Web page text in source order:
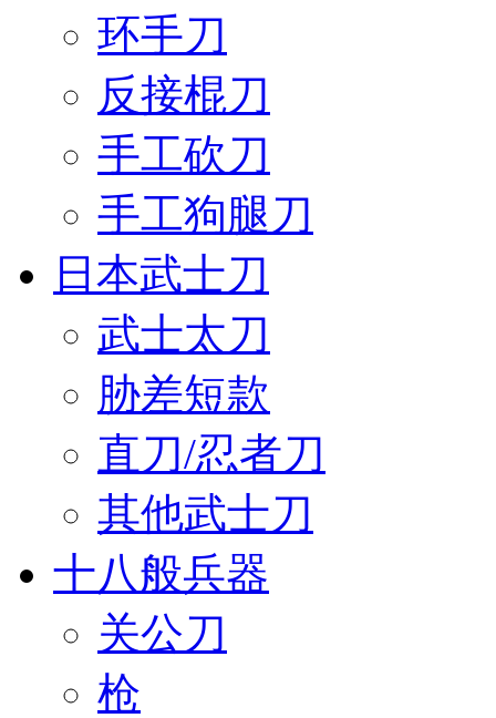
环手刀
反接棍刀
手工砍刀
手工狗腿刀
日本武士刀
武士太刀
胁差短款
直刀/忍者刀
其他武士刀
十八般兵器
关公刀
枪